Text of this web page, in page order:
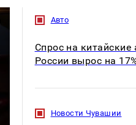
Авто
Спрос на китайские
России вырос на
Новости Чувашии